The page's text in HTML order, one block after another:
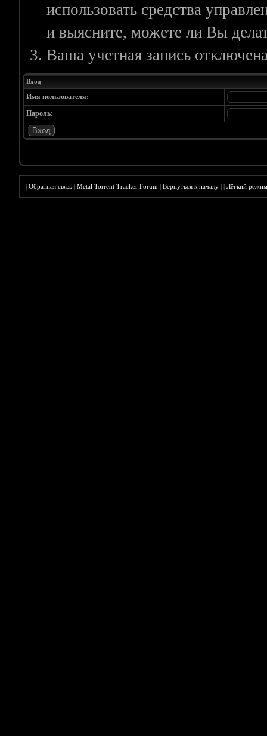
использовать средства
и выясните, можете ли Вы
Ваша учетная запись
Вход
Имя пользователя:
Пароль:
|Обратная связь |Metal Torrent Tracker Forum |Вернуться к началу ||Лёгкий